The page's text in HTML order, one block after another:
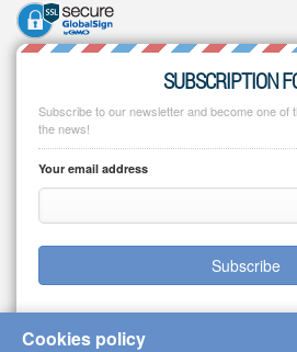
SUBSCRIPTION
Subscribe to our newsletter and become one of
the news!
Your email address
Subscribe
Cookies policy